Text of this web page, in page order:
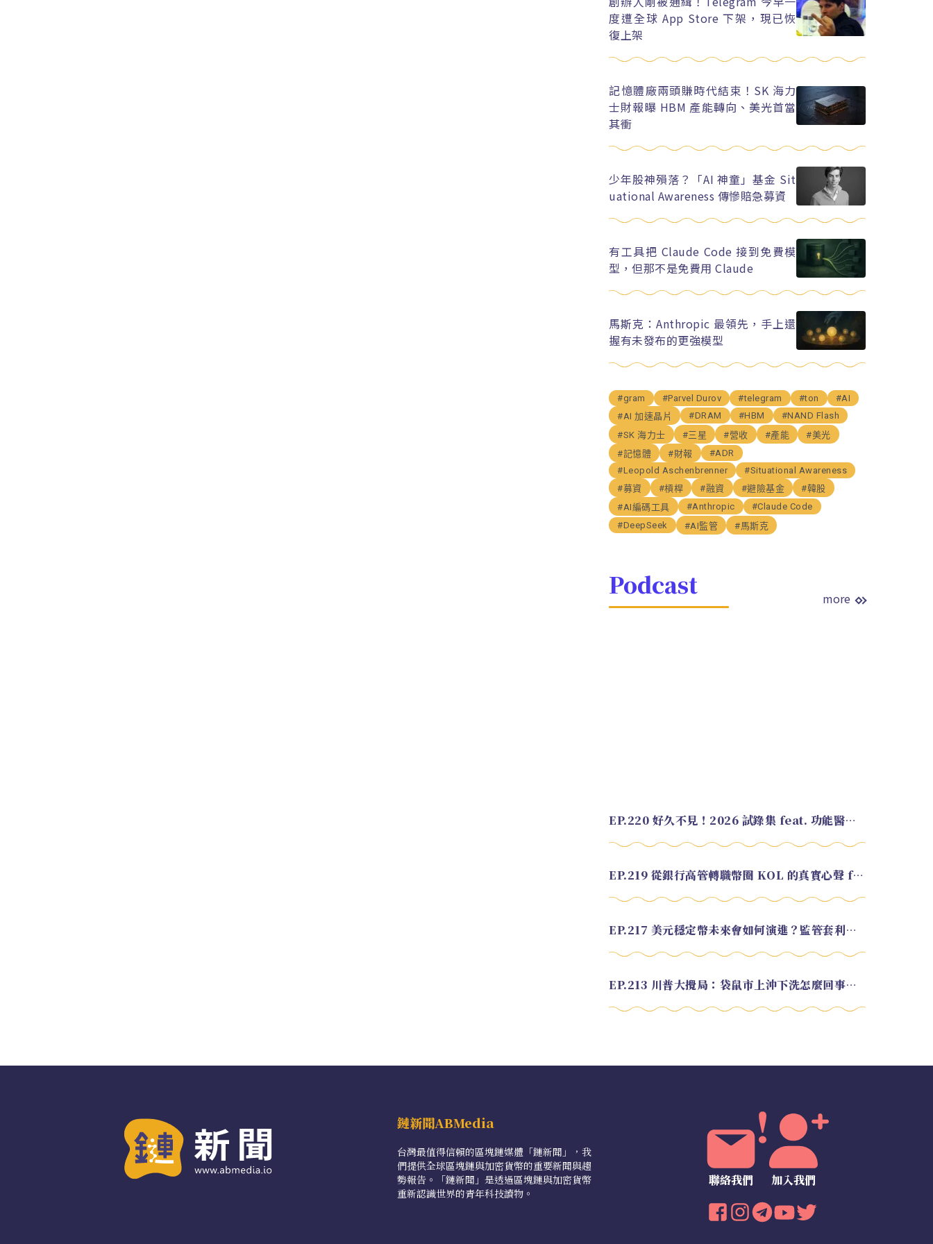
度遭全球 App Store 下架，現已恢
復上架
記憶體廠兩頭賺時代結束！SK 海力
士財報曝 HBM 產能轉向、美光首當
其衝
少年股神殞落？「AI 神童」基金 Sit
uational Awareness 傳慘賠急募資
有工具把 Claude Code 接到免費模
型，但那不是免費用 Claude
馬斯克：Anthropic 最領先，手上還
握有未發布的更強模型
#gram #Parvel Durov #telegram #ton
#AI
#AI 加速晶片
#DRAM #HBM
#NAND Flash
#SK 海力士
#三星 #營收 #產能
#美光
#記憶體
#財報
#ADR
#Leopold Aschenbrenner
#Situational Awareness
#募資
#槓桿 #融資 #避險基金
#韓股
#AI編碼工具
#Anthropic
#Claude Code
#DeepSeek
#AI監管 #馬斯克
Podcast more
EP.220 好久不見！2026 試錄集 feat. 功能醫學營養師 美寶
EP.219 從銀行高管轉職幣圈 KOL 的真實心聲 feat.龜大
EP.217 美元穩定幣未來會如何演進？監管套利終將收斂？feat. 研究員 余哲安
EP.213 川普大攪局：袋鼠市上沖下洗怎麼回事？feat. Alvin
鏈新聞ABMedia
台灣最值得信賴的區塊鏈媒體「鏈新聞」，我
們提供全球區塊鏈與加密貨幣的重要新聞與趨
勢報告。「鏈新聞」是透過區塊鏈與加密貨幣
重新認識世界的青年科技讀物。
聯絡我們 加入我們